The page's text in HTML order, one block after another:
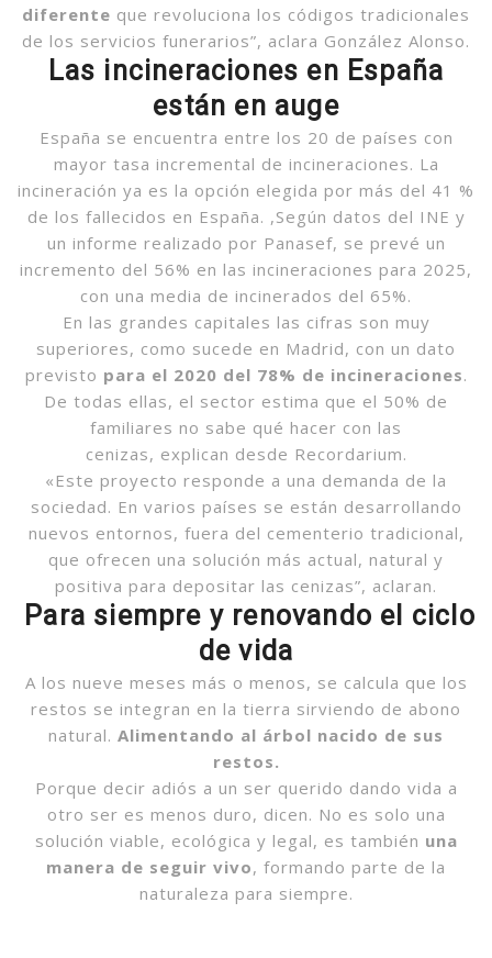
diferente que revoluciona los códigos tradicionales
de los servicios funerarios”, aclara González Alonso.
Las incineraciones en España
están en auge
España se encuentra entre los 20 de países con
mayor tasa incremental de incineraciones. La
incineración ya es la opción elegida por más del 41 %
de los fallecidos en España. ,Según datos del INE y
un informe realizado por Panasef, se prevé un
incremento del 56% en las incineraciones para 2025,
con una media de incinerados del 65%.
En las grandes capitales las cifras son muy
superiores, como sucede en Madrid, con un dato
previsto para el 2020 del 78% de incineraciones.
De todas ellas, el sector estima que el 50% de
familiares no sabe qué hacer con las
cenizas, explican desde Recordarium.
«Este proyecto responde a una demanda de la
sociedad. En varios países se están desarrollando
nuevos entornos, fuera del cementerio tradicional,
que ofrecen una solución más actual, natural y
positiva para depositar las cenizas”, aclaran.
Para siempre y renovando el ciclo
de vida
A los nueve meses más o menos, se calcula que los
restos se integran en la tierra sirviendo de abono
natural. Alimentando al árbol nacido de sus
restos.
Porque decir adiós a un ser querido dando vida a
otro ser es menos duro, dicen. No es solo una
solución viable, ecológica y legal, es también una
manera de seguir vivo, formando parte de la
naturaleza para siempre.